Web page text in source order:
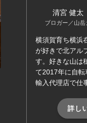
清宮 健太
ブロガー／山
横須賀育ち横浜
が好きで北アル
す。好きな山は
て2017年に自
輸入代理店で仕
詳し